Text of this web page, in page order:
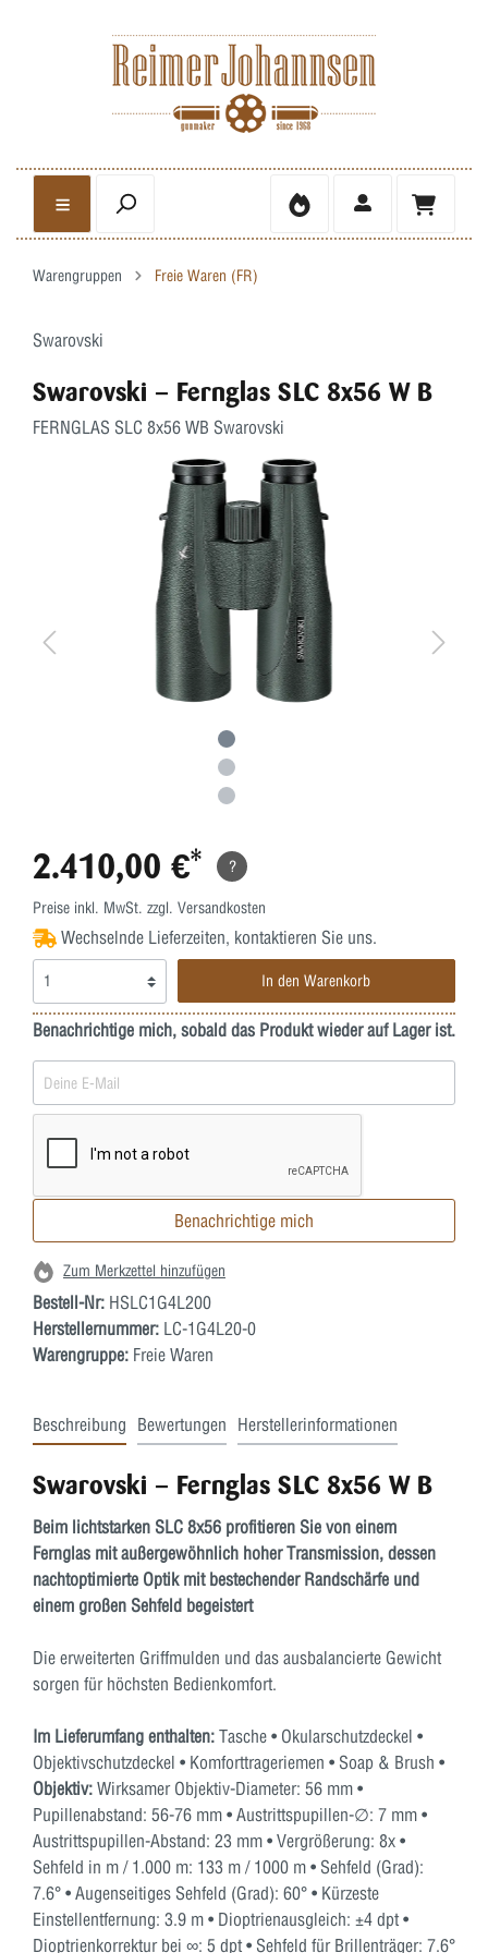
Warengruppen Freie Waren (FR)
Swarovski – Fernglas SLC 8x56 W B
FERNGLAS SLC 8x56 WB Swarovski
Swarovski
2.410,00 €* ?
Preise inkl. MwSt. zzgl. Versandkosten
Wechselnde Lieferzeiten, kontaktieren Sie uns.
In den Warenkorb
Benachrichtige mich, sobald das Produkt wieder auf Lager ist.
Benachrichtige mich
Zum Merkzettel hinzufügen
Bestell-Nr: HSLC1G4L200
Herstellernummer: LC-1G4L20-0
Warengruppe: Freie Waren
Beschreibung Bewertungen Herstellerinformationen
Swarovski – Fernglas SLC 8x56 W B
Beim lichtstarken SLC 8x56 profitieren Sie von einem
Fernglas mit außergewöhnlich hoher Transmission, dessen
nachtoptimierte Optik mit bestechender Randschärfe und
einem großen Sehfeld begeistert
Die erweiterten Griffmulden und das ausbalancierte Gewicht
sorgen für höchsten Bedienkomfort.
Im Lieferumfang enthalten: Tasche • Okularschutzdeckel •
Objektivschutzdeckel • Komforttrageriemen • Soap & Brush •
Objektiv: Wirksamer Objektiv-Diameter: 56 mm •
Pupillenabstand: 56-76 mm • Austrittspupillen-∅: 7 mm •
Austrittspupillen-Abstand: 23 mm • Vergrößerung: 8x •
Sehfeld in m / 1.000 m: 133 m / 1000 m • Sehfeld (Grad):
7.6° • Augenseitiges Sehfeld (Grad): 60° • Kürzeste
Einstellentfernung: 3.9 m • Dioptrienausgleich: ±4 dpt •
Dioptrienkorrektur bei ∞: 5 dpt • Sehfeld für Brillenträger: 7.6°